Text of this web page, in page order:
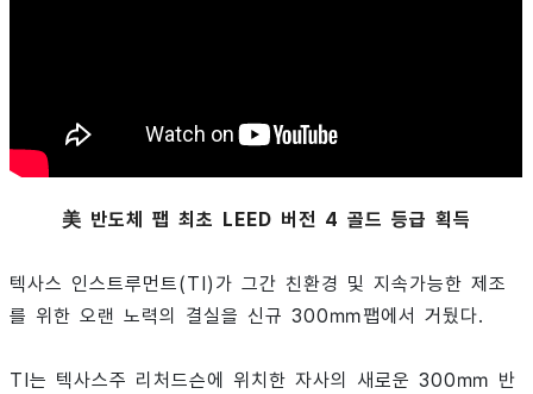
美 반도체 팹 최초 LEED 버전 4 골드 등급 획득
텍사스 인스트루먼트(TI)가 그간 친환경 및 지속가능한 제조
를 위한 오랜 노력의 결실을 신규 300㎜팹에서 거뒀다.
TI는 텍사스주 리처드슨에 위치한 자사의 새로운 300㎜ 반